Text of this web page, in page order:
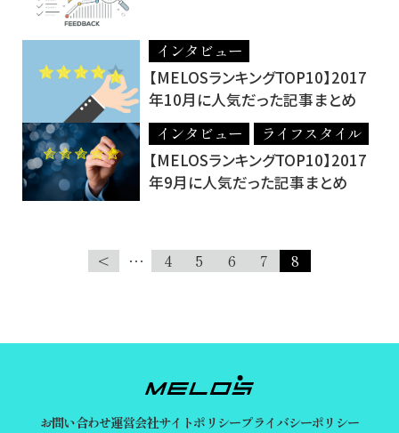
インタビュー
【MELOSランキングTOP10】2017
年10月に人気だった記事まとめ
インタビュー
ライフスタイル
【MELOSランキングTOP10】2017
年9月に人気だった記事まとめ
< … 4 5 6 7 8
お問い合わせ運営会社サイトポリシープライバシーポリシー